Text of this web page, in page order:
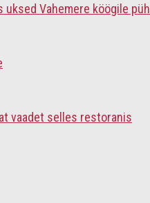
uksed Vahemere köögile
vaadet selles restoranis